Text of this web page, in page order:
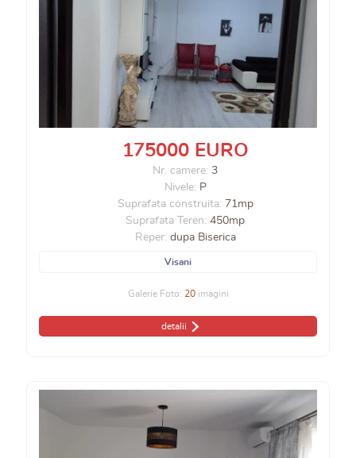
175000 EURO
Nr. camere: 3
Nivele: P
Suprafata construita: 71mp
Suprafata Teren: 450mp
Reper: dupa Biserica
Visani
Galerie Foto: 20imagini
detalii